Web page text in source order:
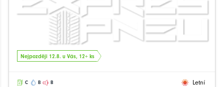
Nejpozději 12.8. u Vás, 12+ ks
C B B Letní